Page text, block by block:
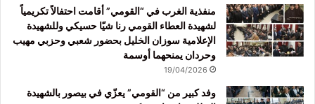
منفذية الغرب في “القومي” أقامت احتفالاً تكريمياً
لشهيدة العطاء القومي رنا شيّا حسيكي وللشهيدة
الإعلامية سوزان الخليل بحضور شعبي وحزبي مهيب
وحردان يمنحهما أوسمة
19/04/2026
وفد كبير من “القومي” يعزّي في بيصور بالشهيدة